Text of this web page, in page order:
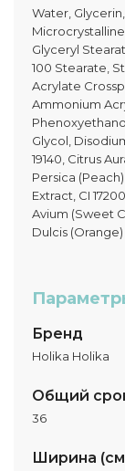
Water,
Glyceryl
100 Stearate,
Acrylate
Ammonium
Glycol,
19140, Citrus
Persica
Extract, CI
Avium (Sweet
Dulcis
Бренд
Holika Holika
Общий
36
Ширина